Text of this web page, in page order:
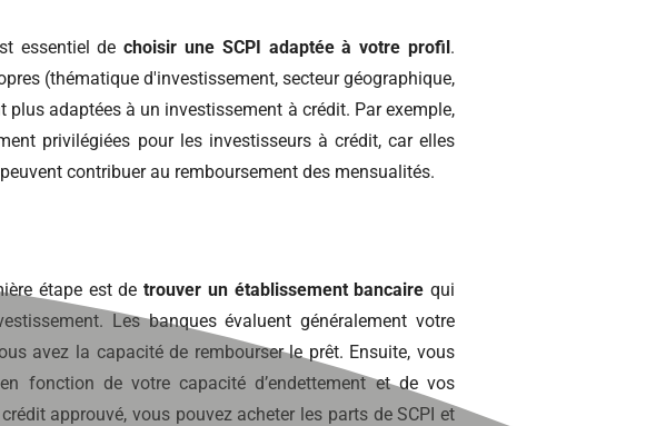
essentiel dechoisir une SCPI adaptée à votre profil.
(thématique d'investissement, secteur géographique,
plus adaptées à un investissement à crédit. Par exemple,
privilégiées pour les investisseurs à crédit, car elles
contribuer au remboursement des mensualités.
étape est detrouver un établissement bancaire qui
Les banques évaluent généralement votre
avez la capacité de rembourser le prêt. Ensuite, vous
fonction de votre capacité d’endettement et de vos
approuvé, vous pouvez acheter les parts de SCPI et